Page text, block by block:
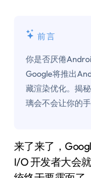
前言
你是否厌倦
Google将推出
藏渲染优化。揭
璃会不会让你的
来了来了，Google 正式官宣，当地时间5月12日，
I/O 开发者大会